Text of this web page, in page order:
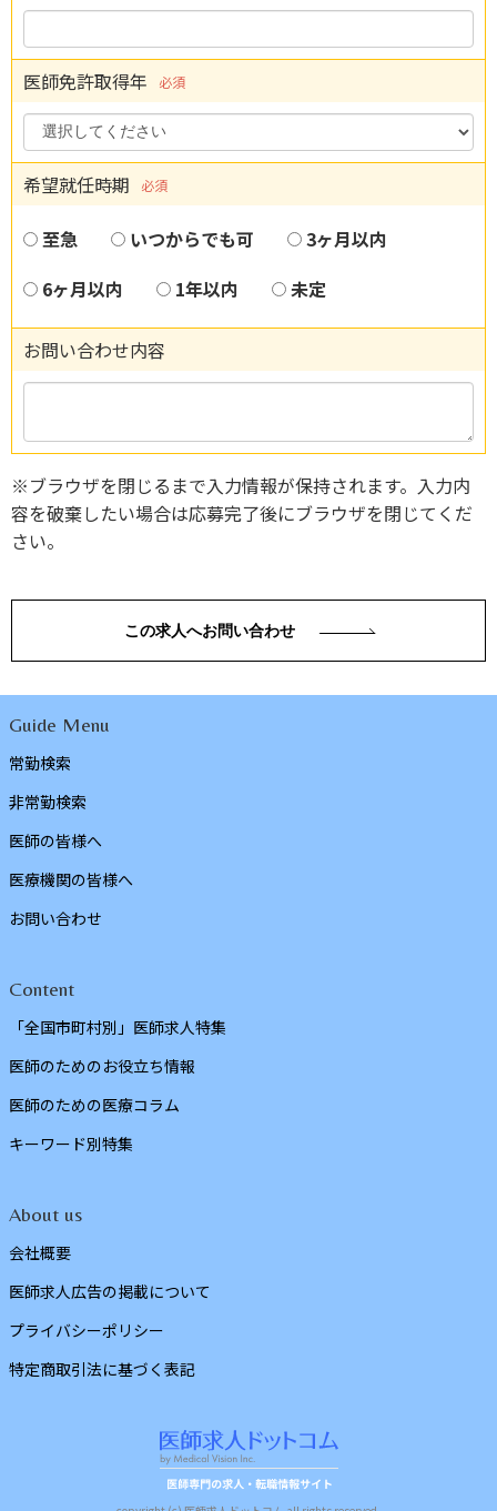
医師免許取得年 必須
希望就任時期 必須
至急 いつからでも可
3ヶ月以内
6ヶ月以内
1年以内 未定
お問い合わせ内容
※ブラウザを閉じるまで入力情報が保持されます。入力内
容を破棄したい場合は応募完了後にブラウザを閉じてくだ
さい。
この求人へお問い合わせ
Guide Menu
常勤検索
非常勤検索
医師の皆様へ
医療機関の皆様へ
お問い合わせ
Content
「全国市町村別」医師求人特集
医師のためのお役立ち情報
医師のための医療コラム
キーワード別特集
About us
会社概要
医師求人広告の掲載について
プライバシーポリシー
特定商取引法に基づく表記